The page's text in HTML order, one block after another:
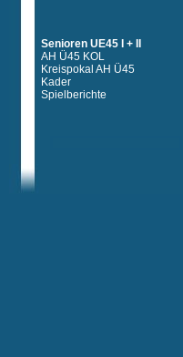
Senioren UE45 I + II
AH Ü45 KOL
Kreispokal AH Ü45
Kader
Spielberichte